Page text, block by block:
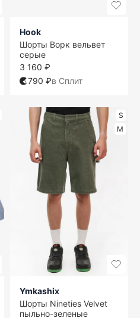
Hook
Шорты Ворк вельвет
серые
3 160 ₽
790 ₽в Сплит
S
M
Ymkashix
Шорты Nineties Velvet
пыльно-зеленые